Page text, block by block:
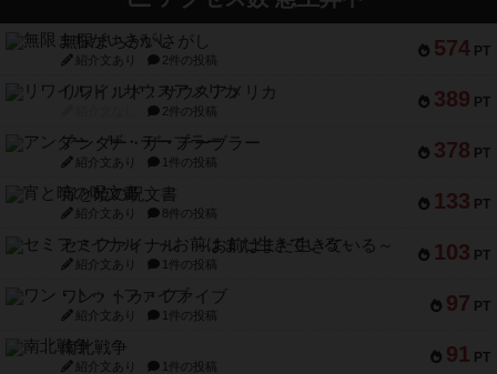
574 PT
無限まちがいさがし
紹介文あり 2件の投稿
389 PT
リワイルド：サウスアメリカ
2件の投稿
378 PT
アンダー・ザ・テーブラー
紹介文あり 1件の投稿
133 PT
宵と暁の呪文書
紹介文あり 8件の投稿
103 PT
セミファイナル ～お前はまだ生きている～
紹介文あり 1件の投稿
97 PT
ワン・トゥ・ファイブ
紹介文あり 1件の投稿
91 PT
南北戦争
紹介文あり 1件の投稿